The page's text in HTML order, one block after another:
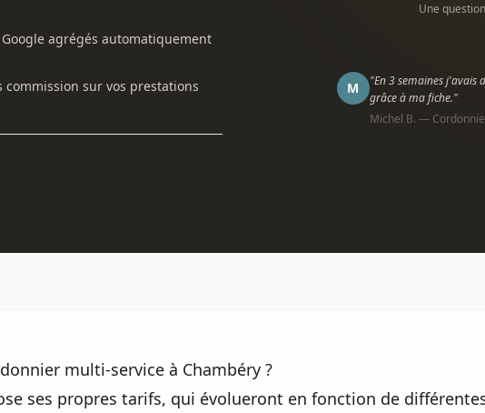
agrégés automatiquement
commission sur vos prestations
Une
M
"En 3 semaines j'avais
grâce à ma fiche."
Michel B. —
multi-service à Chambéry ?
ses propres tarifs, qui évolueront en fonction de